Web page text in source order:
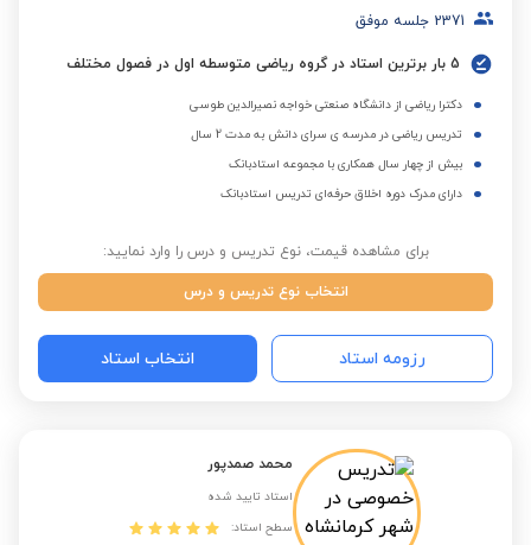
2371 جلسه موفق
5 بار برترین استاد در گروه ریاضی متوسطه اول در فصول مختلف
دکترا ریاضی از دانشگاه صنعتی خواجه نصیرالدین طوسی
تدریس ریاضی در مدرسه ی سرای دانش به مدت 2 سال
بیش از چهار سال همکاری با مجموعه استادبانک
دارای مدرک دوره اخلاق حرفه‌ای تدریس استادبانک
برای مشاهده قیمت، نوع تدریس و درس را وارد نمایید:
انتخاب نوع تدریس و درس
رزومه استاد انتخاب استاد
محمد صمدپور
استاد تایید شده
سطح استاد: